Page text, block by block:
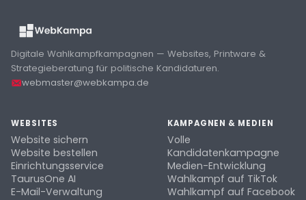
Digitale Wahlkampfkampagnen — Websites, Printware &
Strategieberatung für politische Kandidaturen.
webmaster@webkampa.de
WEBSITES
Website sichern
Website bestellen
Einrichtungsservice
TaurusOne AI
E-Mail-Verwaltung
KAMPAGNEN & MEDIEN
Volle
Kandidatenkampagne
Medien-Entwicklung
Wahlkampf auf TikTok
Wahlkampf auf Facebook